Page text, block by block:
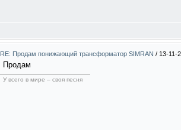
RE: Продам понижающий трансформатор SIMRAN / 13-11-
Продам
У всего в мире – своя песня